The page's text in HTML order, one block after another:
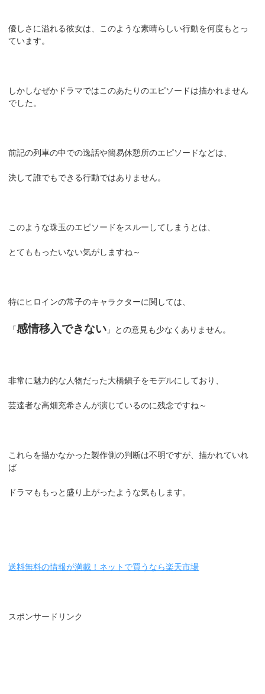
優しさに溢れる彼女は、このような素晴らしい行動を何度もとっ
ています。
しかしなぜかドラマではこのあたりのエピソードは描かれません
でした。
前記の列車の中での逸話や簡易休憩所のエピソードなどは、
決して誰でもできる行動ではありません。
このような珠玉のエピソードをスルーしてしまうとは、
とてももったいない気がしますね～
特にヒロインの常子のキャラクターに関しては、
「感情移入できない 」との意見も少なくありません。
非常に魅力的な人物だった大橋鎭子をモデルにしており、
芸達者な高畑充希さんが演じているのに残念ですね～
これらを描かなかった製作側の判断は不明ですが、描かれていれ
ば
ドラマももっと盛り上がったような気もします。
送料無料の情報が満載！ネットで買うなら楽天市場
スポンサードリンク